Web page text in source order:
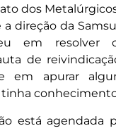
dos
a direção da
em resolver
de
em apurar
tinha
está agendada